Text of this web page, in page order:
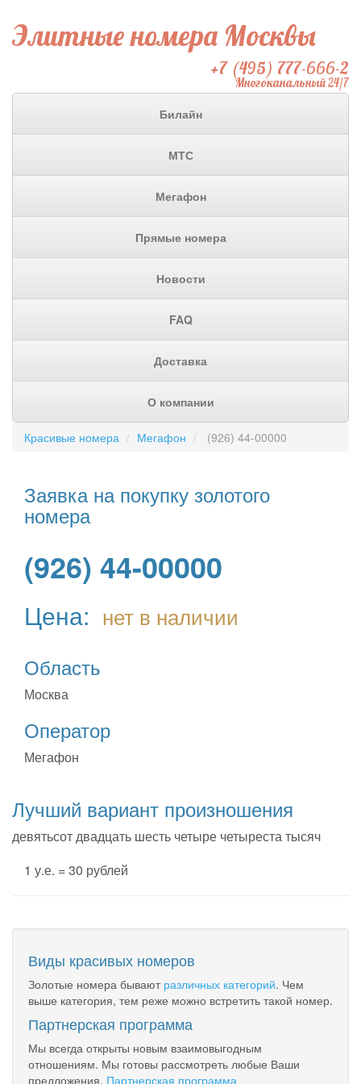
Элитные номера Москвы
+7 (495) 777-666-2
Многоканальный 24/7
Билайн
МТС
Мегафон
Прямые номера
Новости
FAQ
Доставка
О компании
Красивые номера Мегафон (926) 44-00000
Заявка на покупку золотого
номера
(926) 44-00000
Цена: нет в наличии
Область
Москва
Оператор
Мегафон
Лучший вариант произношения
девятьсот двадцать шесть четыре четыреста тысяч
1 у.е. = 30 рублей
Виды красивых номеров
Золотые номера бывают различных категорий. Чем
выше категория, тем реже можно встретить такой номер.
Партнерская программа
Мы всегда открыты новым взаимовыгодным
отношениям. Мы готовы рассмотреть любые Ваши
предложения. Партнерская программа